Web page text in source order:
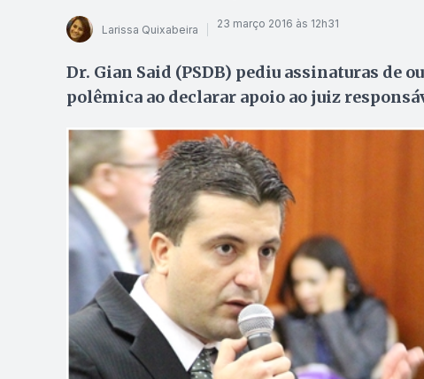
Larissa Quixabeira 23 março 2016 às 12h31
Dr. Gian Said (PSDB) pediu assinaturas de
polêmica ao declarar apoio ao juiz